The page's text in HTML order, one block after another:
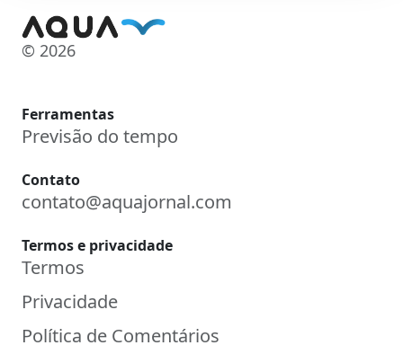
© 2026
Ferramentas
Previsão do tempo
Contato
contato@aquajornal.com
Termos e privacidade
Termos
Privacidade
Política de Comentários